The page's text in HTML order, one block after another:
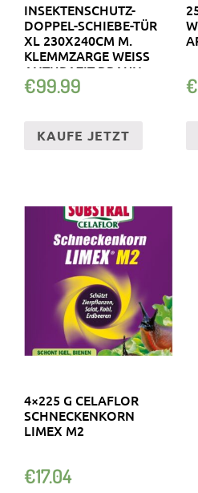
INSEKTENSCHUTZ-
DOPPEL-SCHIEBE-TÜR
XL 230X240CM M.
KLEMMZARGE WEISS A
NTHRAZIT BRAUN
€99.99
KAUFE JETZT
€
4×225 G CELAFLOR
SCHNECKENKORN
LIMEX M2
€17.04